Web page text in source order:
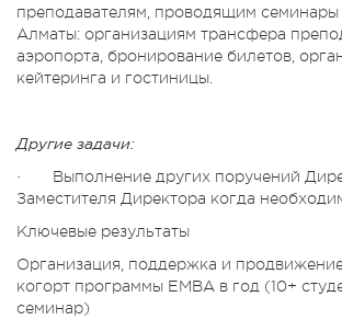
преподавателям, проводящим семинары
Алматы: организациям трансфера
аэропорта, бронирование билетов,
кейтеринга и гостиницы.
Другие задачи:
· Выполнение других поручений
Заместителя Директора когда
Ключевые результаты
Организация, поддержка и
когорт программы ЕМВА в год (10+
семинар)